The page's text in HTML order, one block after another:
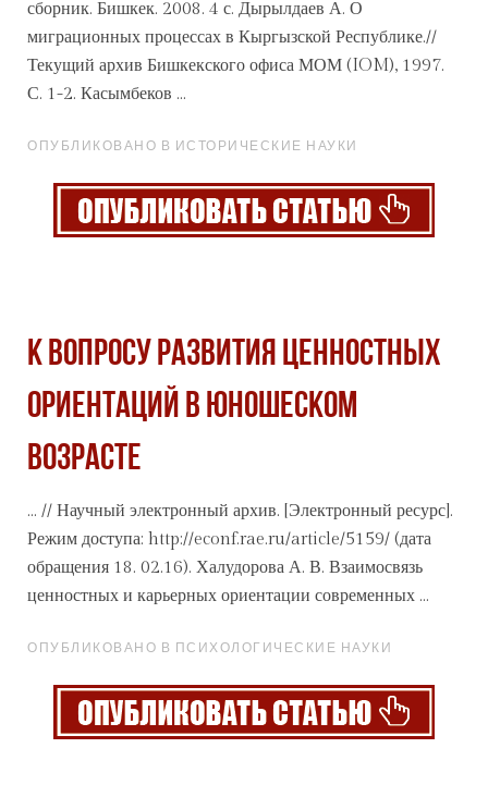
сборник. Бишкек. 2008. 4 с. Дырылдаев А. О
миграционных процессах в Кыргызской Республике.//
Текущий архив Бишкекского офиса МОМ (IOM), 1997.
С. 1-2. Касымбеков ...
ОПУБЛИКОВАНО В ИСТОРИЧЕСКИЕ НАУКИ
К ВОПРОСУ РАЗВИТИЯ ЦЕННОСТНЫХ
ОРИЕНТАЦИЙ В ЮНОШЕСКОМ
ВОЗРАСТЕ
... // Научный электронный архив. [Электронный ресурс].
Режим доступа: http://econf.rae.ru/article/5159/ (дата
обращения 18. 02.16). Халудорова А. В. Взаимосвязь
ценностных и карьерных ориентации современных ...
ОПУБЛИКОВАНО В ПСИХОЛОГИЧЕСКИЕ НАУКИ